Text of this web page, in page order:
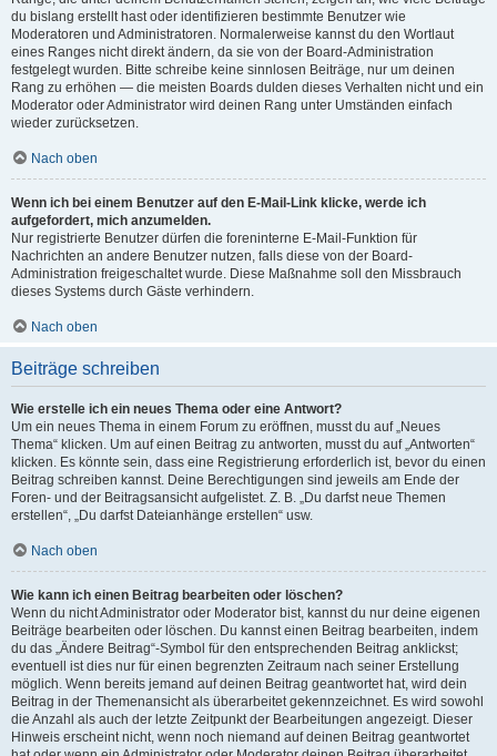
du bislang erstellt hast oder identifizieren bestimmte Benutzer wie
Moderatoren und Administratoren. Normalerweise kannst du den Wortlaut
eines Ranges nicht direkt ändern, da sie von der Board-Administration
festgelegt wurden. Bitte schreibe keine sinnlosen Beiträge, nur um deinen
Rang zu erhöhen — die meisten Boards dulden dieses Verhalten nicht und ein
Moderator oder Administrator wird deinen Rang unter Umständen einfach
wieder zurücksetzen.
Nach oben
Wenn ich bei einem Benutzer auf den E-Mail-Link klicke, werde ich
aufgefordert, mich anzumelden.
Nur registrierte Benutzer dürfen die foreninterne E-Mail-Funktion für
Nachrichten an andere Benutzer nutzen, falls diese von der Board-
Administration freigeschaltet wurde. Diese Maßnahme soll den Missbrauch
dieses Systems durch Gäste verhindern.
Nach oben
Beiträge schreiben
Wie erstelle ich ein neues Thema oder eine Antwort?
Um ein neues Thema in einem Forum zu eröffnen, musst du auf „Neues
Thema“ klicken. Um auf einen Beitrag zu antworten, musst du auf „Antworten“
klicken. Es könnte sein, dass eine Registrierung erforderlich ist, bevor du einen
Beitrag schreiben kannst. Deine Berechtigungen sind jeweils am Ende der
Foren- und der Beitragsansicht aufgelistet. Z. B. „Du darfst neue Themen
erstellen“, „Du darfst Dateianhänge erstellen“ usw.
Nach oben
Wie kann ich einen Beitrag bearbeiten oder löschen?
Wenn du nicht Administrator oder Moderator bist, kannst du nur deine eigenen
Beiträge bearbeiten oder löschen. Du kannst einen Beitrag bearbeiten, indem
du das „Ändere Beitrag“-Symbol für den entsprechenden Beitrag anklickst;
eventuell ist dies nur für einen begrenzten Zeitraum nach seiner Erstellung
möglich. Wenn bereits jemand auf deinen Beitrag geantwortet hat, wird dein
Beitrag in der Themenansicht als überarbeitet gekennzeichnet. Es wird sowohl
die Anzahl als auch der letzte Zeitpunkt der Bearbeitungen angezeigt. Dieser
Hinweis erscheint nicht, wenn noch niemand auf deinen Beitrag geantwortet